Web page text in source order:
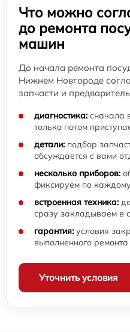
Что можно
до ремонта
машин
До начала ремонта
Нижнем Новгороде
запчасти и
диагностика: сначала
только потом
детали: подбор
обсуждается с вами
несколько приборов:
фиксируем по каждому
встроенная техника:
сразу закладываем в
гарантия: условия
выполненного ремонта
Уточнить условия